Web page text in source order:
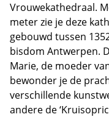
Vrouwekathedraal.
meter zie je deze
gebouwd tussen
bisdom Antwerpen.
Marie, de moeder
bewonder je de
verschillende
andere de